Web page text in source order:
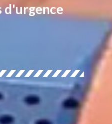
d'urgence